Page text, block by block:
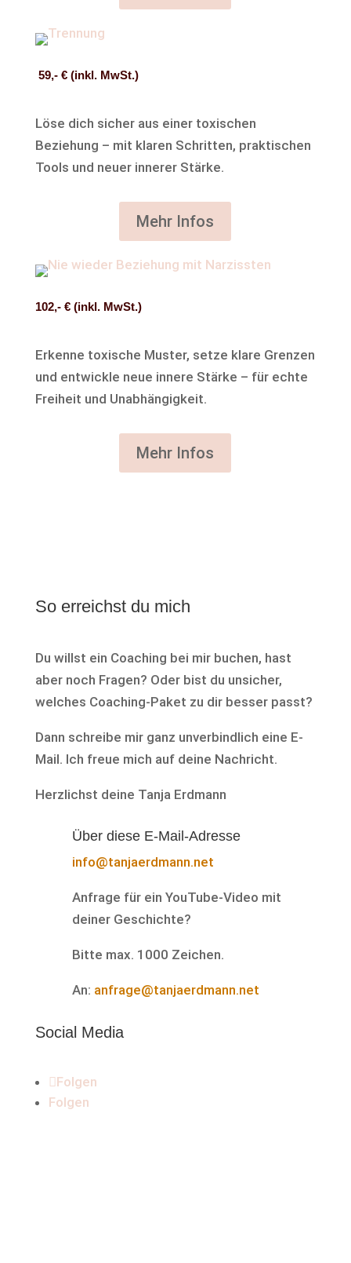
59,- € (inkl. MwSt.)
Löse dich sicher aus einer toxischen
Beziehung – mit klaren Schritten, praktischen
Tools und neuer innerer Stärke.
Mehr Infos
102,- € (inkl. MwSt.)
Erkenne toxische Muster, setze klare Grenzen
und entwickle neue innere Stärke – für echte
Freiheit und Unabhängigkeit.
Mehr Infos
So erreichst du mich
Du willst ein Coaching bei mir buchen, hast
aber noch Fragen? Oder bist du unsicher,
welches Coaching-Paket zu dir besser passt?
Dann schreibe mir ganz unverbindlich eine E-
Mail. Ich freue mich auf deine Nachricht.
Herzlichst deine Tanja Erdmann
Über diese E-Mail-Adresse
info@tanjaerdmann.net
Anfrage für ein YouTube-Video mit
deiner Geschichte?
Bitte max. 1000 Zeichen.
An: anfrage@tanjaerdmann.net
Social Media
Folgen
Folgen